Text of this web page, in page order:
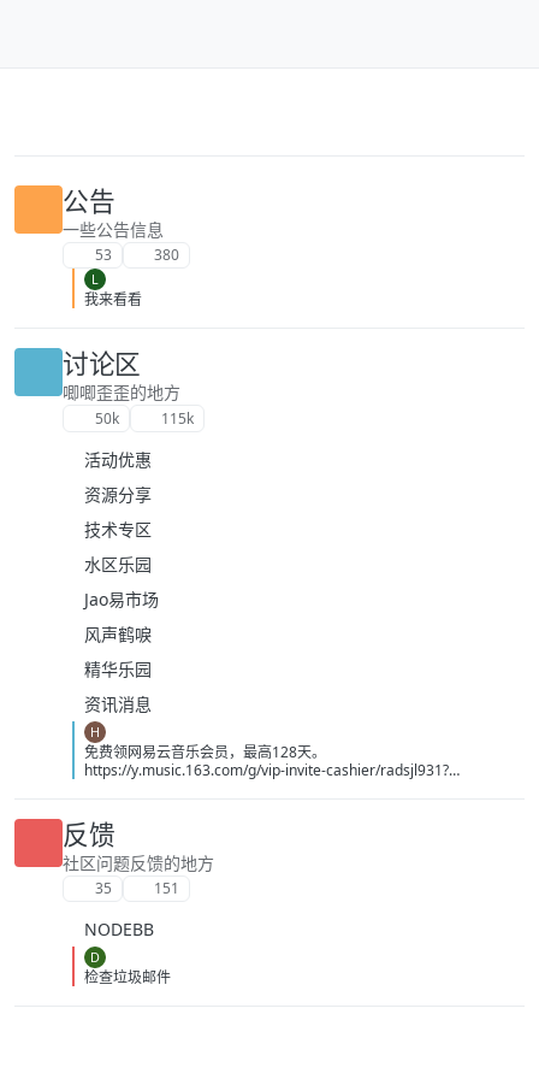
公告
一些公告信息
53 380
L
我来看看
讨论区
唧唧歪歪的地方
50k 115k
活动优惠
资源分享
技术专区
水区乐园
Jao易市场
风声鹤唳
精华乐园
资讯消息
H
免费领网易云音乐会员，最高128天。
https://y.music.163.com/g/vip-invite-cashier/radsjl931?
86&dlt=0846
反馈
社区问题反馈的地方
35 151
NODEBB
D
检查垃圾邮件